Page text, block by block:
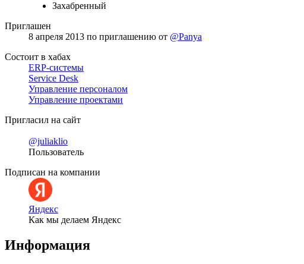
Захабренный
Приглашен
8 апреля 2013 по приглашению от @Panya
Состоит в хабах
ERP-системы
Service Desk
Управление персоналом
Управление проектами
Пригласил на сайт
@juliaklio
Пользователь
Подписан на компании
Яндекс
Как мы делаем Яндекс
Информация